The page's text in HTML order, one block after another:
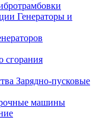
Генераторы и
сгорания
Зарядно-пусковые
машины